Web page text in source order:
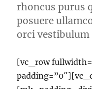
rhoncus purus
posuere
orci vestibulum
[vc_row